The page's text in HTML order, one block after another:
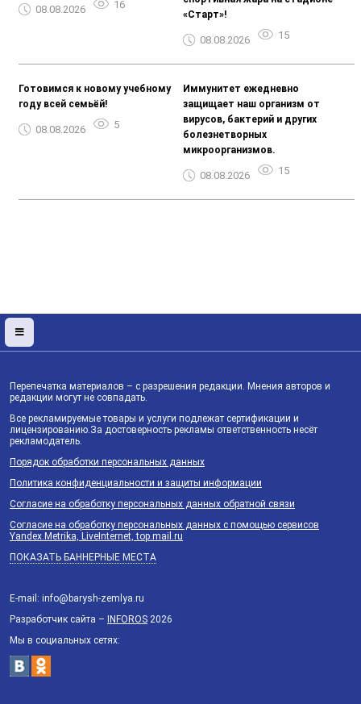
08.08.2026 16
«Старт»!
08.08.2026 15
Готовимся к новому учебному
году всей семьёй!
08.08.2026 5
Иммунитет ежедневно
защищает наш организм от
вирусов, бактерий и других
болезнетворных
микроорганизмов.
08.08.2026 15
Перепечатка материалов – с разрешения редакции. Мнения авторов и
редакции могут не совпадать.
Все рекламируемые товары и услуги подлежат сертификации и
лицензированию.За достоверность рекламы ответственность несёт
рекламодатель.
Порядок обработки персональных данных
Политика конфиденциальности и защиты информации
Согласие на обработку персональных данных обратной связи
Согласие на обработку персональных данных с помощью сервисов
Yandex.Metrika, LiveInternet, top.mail.ru
ПОКАЗАТЬ БАННЕРНЫЕ МЕСТА
E-mail: info@barysh-zemlya.ru
Разработчик сайта – INFOROS 2026
Мы в социальных сетях: